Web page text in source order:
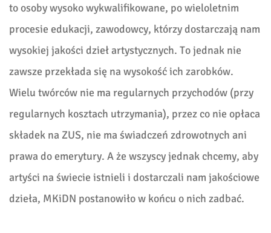
to osoby wysoko wykwalifikowane, po wieloletnim
procesie edukacji, zawodowcy, którzy dostarczają nam
wysokiej jakości dzieł artystycznych. To jednak nie
zawsze przekłada się na wysokość ich zarobków.
Wielu twórców nie ma regularnych przychodów (przy
regularnych kosztach utrzymania), przez co nie opłaca
składek na ZUS, nie ma świadczeń zdrowotnych ani
prawa do emerytury. A że wszyscy jednak chcemy, aby
artyści na świecie istnieli i dostarczali nam jakościowe
dzieła, MKiDN postanowiło w końcu o nich zadbać.